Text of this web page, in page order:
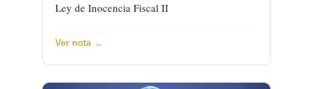
Ley de Inocencia Fiscal II
Ver nota →